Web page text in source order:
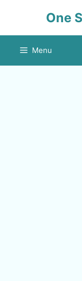
One
Menu